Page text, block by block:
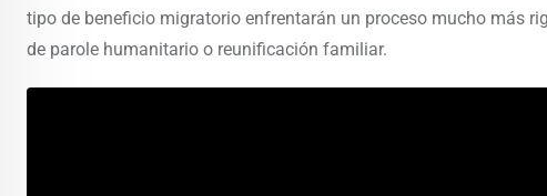
tipo de beneficio migratorio enfrentarán un proceso mucho más
de parole humanitario o reunificación familiar.